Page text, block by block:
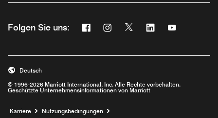
Folgen Sie uns: Facebook
Opens a new window
Instagram
Opens a new window
Twitter
Opens a new window
Linkedin
Opens a new
Opens a
© 1996-2026 Marriott International, Inc. Alle Rechte vorbehalten.
Geschützte Unternehmensinformationen von Marriott
Deutsch
Karriere Opens a new window
Nutzungsbedingungen